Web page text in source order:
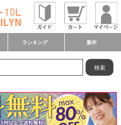
ランキング 新作
検索